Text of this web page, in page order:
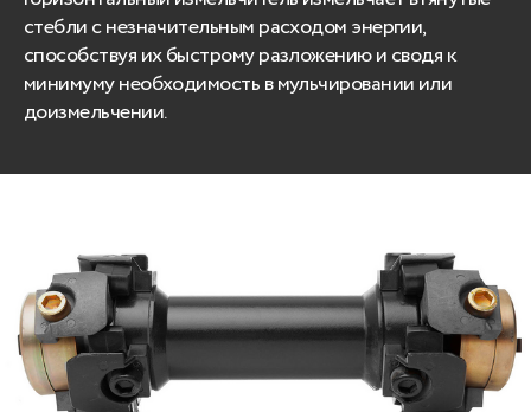
стебли с незначительным расходом энергии,
способствуя их быстрому разложению и сводя к
минимуму необходимость в мульчировании или
доизмельчении.